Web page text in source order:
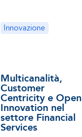
Innovazione
Multicanalità,
Customer
Centricity e Open
Innovation nel
settore Financial
Services